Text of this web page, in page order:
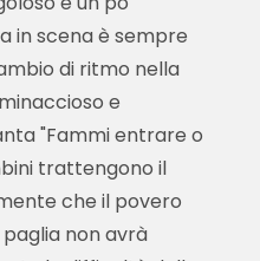
in scena è sempre
di ritmo nella
e
"Fammi entrare o
trattengono il
che il povero
paglia non avrà